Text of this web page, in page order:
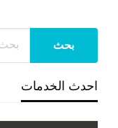
احدث الخدمات